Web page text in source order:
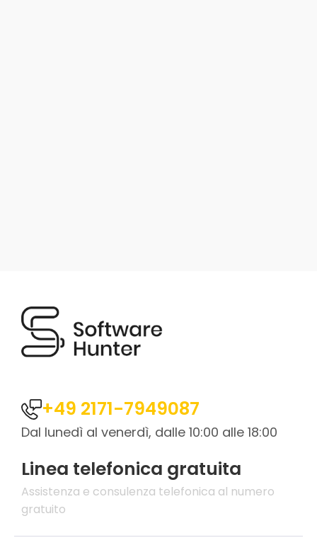
+49 2171-7949087
Dal lunedì al venerdì, dalle 10:00 alle 18:00
Linea telefonica gratuita
Assistenza e consulenza telefonica al numero
gratuito